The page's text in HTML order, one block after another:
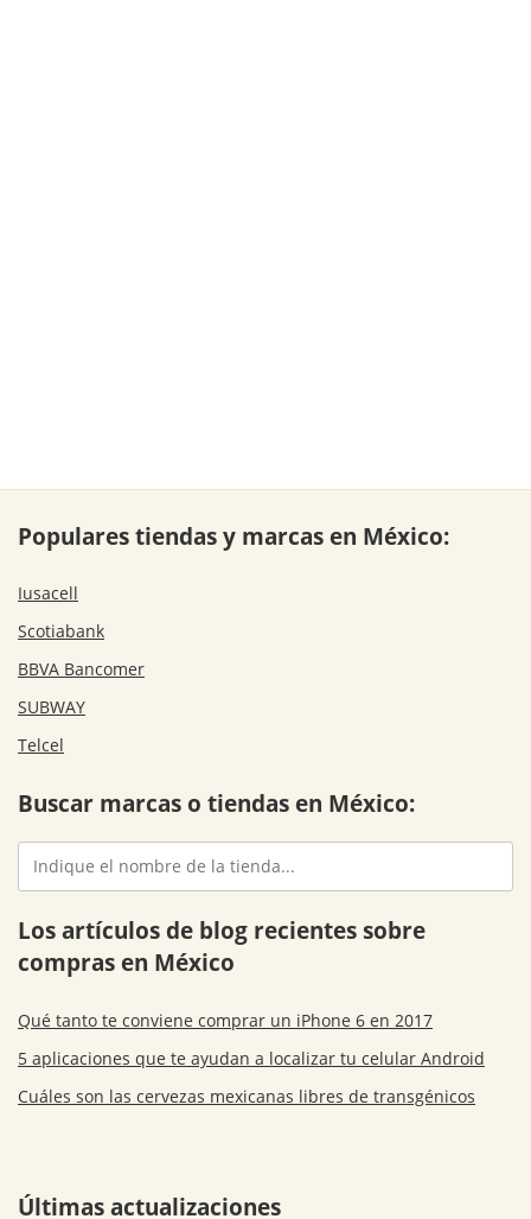
Populares tiendas y marcas en México:
Iusacell
Scotiabank
BBVA Bancomer
SUBWAY
Telcel
Buscar marcas o tiendas en México:
Los artículos de blog recientes sobre
compras en México
Qué tanto te conviene comprar un iPhone 6 en 2017
5 aplicaciones que te ayudan a localizar tu celular Android
Cuáles son las cervezas mexicanas libres de transgénicos
Últimas actualizaciones